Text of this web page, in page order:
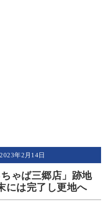
2023年2月14日
ゃば三郷店」跡地
には完了し更地へ